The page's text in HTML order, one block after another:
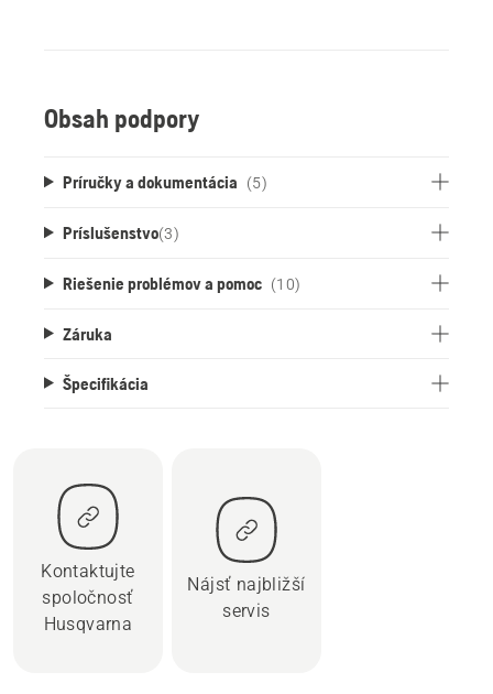
Obsah podpory
Príručky a dokumentácia (5)
Príslušenstvo(3)
Riešenie problémov a pomoc (10)
Záruka
Špecifikácia
Kontaktujte
spoločnosť
Husqvarna
Nájsť najbližší
servis